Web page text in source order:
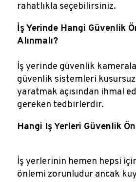
rahatlıkla seçebilirsiniz.
İş Yerinde Hangi Güvenlik
Alınmalı?
İş yerinde güvenlik
güvenlik sistemleri
yaratmak açısından ihmal
gereken tedbirlerdir.
Hangi Iş Yerleri Güvenlik
İş yerlerinin hemen hepsi
önlemi zorunludur ancak